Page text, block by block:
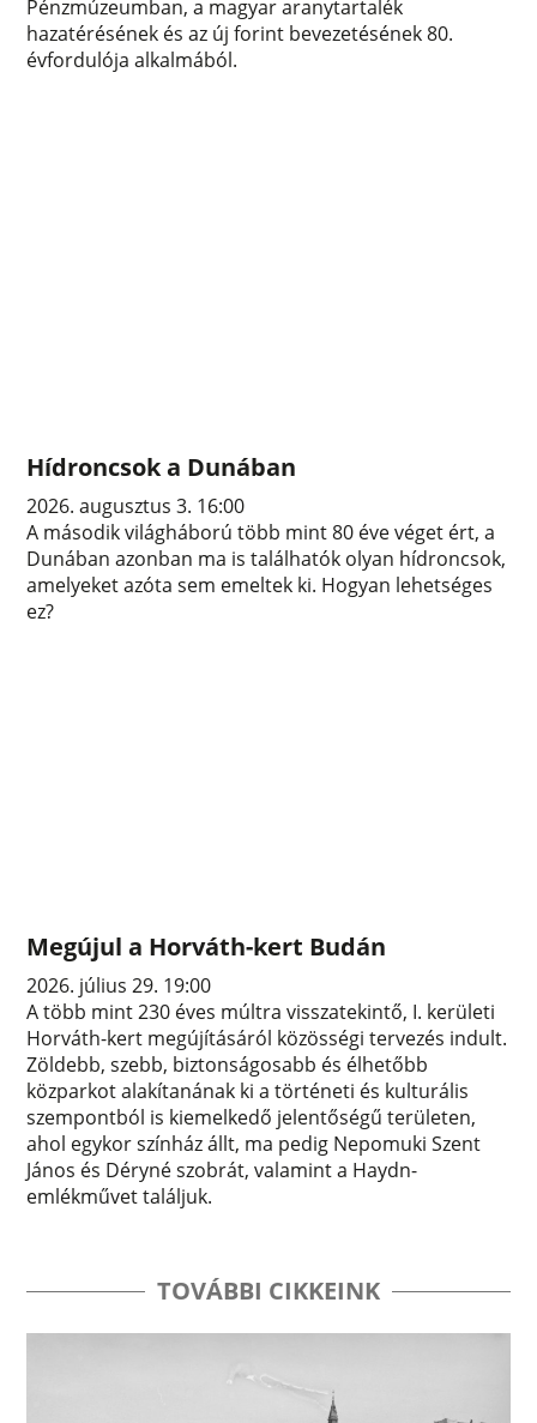
Pénzmúzeumban, a magyar aranytartalék
hazatérésének és az új forint bevezetésének 80.
évfordulója alkalmából.
Hídroncsok a Dunában
2026. augusztus 3. 16:00
A második világháború több mint 80 éve véget ért, a
Dunában azonban ma is találhatók olyan hídroncsok,
amelyeket azóta sem emeltek ki. Hogyan lehetséges
ez?
Megújul a Horváth-kert Budán
2026. július 29. 19:00
A több mint 230 éves múltra visszatekintő, I. kerületi
Horváth-kert megújításáról közösségi tervezés indult.
Zöldebb, szebb, biztonságosabb és élhetőbb
közparkot alakítanának ki a történeti és kulturális
szempontból is kiemelkedő jelentőségű területen,
ahol egykor színház állt, ma pedig Nepomuki Szent
János és Déryné szobrát, valamint a Haydn-
emlékművet találjuk.
TOVÁBBI CIKKEINK